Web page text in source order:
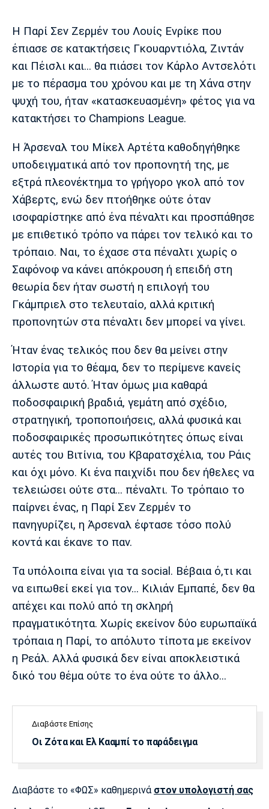
Πολιτισμός
Τραγούδια
Cine Spot
Running
Media
Παρασκήνιο
Πρόγραμμα TV
Ιωνικός Κηφισιά Πανσερραϊκός
Μαδρίτης
Μαδρίτης
Μάντσεστερ
Γιουνάιτεντ
Τσέλσι Άρσεναλ
Λίβερπουλ
Μάντσεστερ
Σίτι
Γιουβέντους
Ίντερ Μίλαν Μπάγερν
Μπορούσια
Ντόρτμουντ
Παρί Σεν
Ζερμέν
Μαρσέιγ
Μονακό
Ερυθρός
Αστέρας
Τότεναμ
Η Παρί Σεν Ζερμέν του Λουίς Ενρίκε που
έπιασε σε κατακτήσεις Γκουαρντιόλα, Ζιντάν
και Πέισλι και... θα πιάσει τον Κάρλο Αντσελότι
με το πέρασμα του χρόνου και με τη Χάνα στην
ψυχή του, ήταν «κατασκευασμένη» φέτος για να
κατακτήσει το Champions League.
Η Άρσεναλ του Μίκελ Αρτέτα καθοδηγήθηκε
υποδειγματικά από τον προπονητή της, με
εξτρά πλεονέκτημα το γρήγορο γκολ από τον
Χάβερτς, ενώ δεν πτοήθηκε ούτε όταν
ισοφαρίστηκε από ένα πέναλτι και προσπάθησε
με επιθετικό τρόπο να πάρει τον τελικό και το
τρόπαιο. Ναι, το έχασε στα πέναλτι χωρίς ο
Σαφόνοφ να κάνει απόκρουση ή επειδή στη
θεωρία δεν ήταν σωστή η επιλογή του
Γκάμπριελ στο τελευταίο, αλλά κριτική
προπονητών στα πέναλτι δεν μπορεί να γίνει.
Ήταν ένας τελικός που δεν θα μείνει στην
Ιστορία για το θέαμα, δεν το περίμενε κανείς
άλλωστε αυτό. Ήταν όμως μια καθαρά
ποδοσφαιρική βραδιά, γεμάτη από σχέδιο,
στρατηγική, τροποποιήσεις, αλλά φυσικά και
ποδοσφαιρικές προσωπικότητες όπως είναι
αυτές του Βιτίνια, του Κβαρατσχέλια, του Ράις
και όχι μόνο. Κι ένα παιχνίδι που δεν ήθελες να
τελειώσει ούτε στα... πέναλτι. Το τρόπαιο το
παίρνει ένας, η Παρί Σεν Ζερμέν το
πανηγυρίζει, η Άρσεναλ έφτασε τόσο πολύ
κοντά και έκανε το παν.
Τα υπόλοιπα είναι για τα social. Βέβαια ό,τι και
να ειπωθεί εκεί για τον... Κιλιάν Εμπαπέ, δεν θα
απέχει και πολύ από τη σκληρή
πραγματικότητα. Χωρίς εκείνον δύο ευρωπαϊκά
τρόπαια η Παρί, το απόλυτο τίποτα με εκείνον
η Ρεάλ. Αλλά φυσικά δεν είναι αποκλειστικά
δικό του θέμα ούτε το ένα ούτε το άλλο...
Διαβάστε Επίσης
Οι Ζότα και Ελ Κααμπί το παράδειγμα
Διαβάστε το «ΦΩΣ» καθημερινά στον υπολογιστή σας